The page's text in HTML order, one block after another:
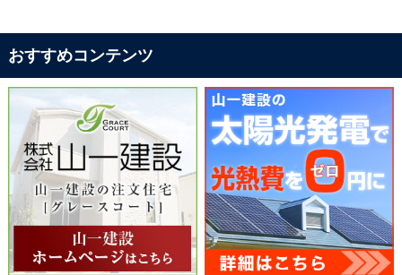
おすすめコンテンツ